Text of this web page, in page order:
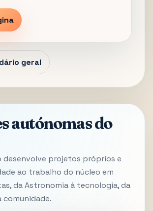
geral
autónomas do
desenvolve projetos próprios e
ao trabalho do núcleo em
da Astronomia à tecnologia, da
comunidade.